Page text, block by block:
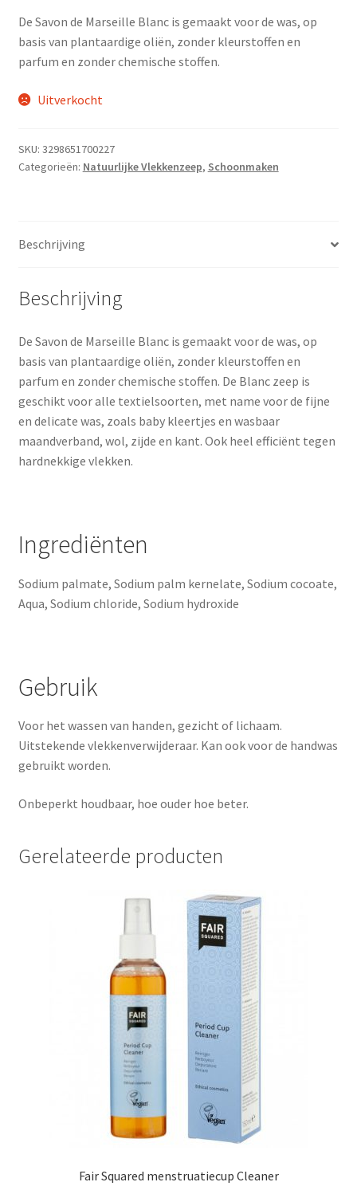
De Savon de Marseille Blanc is gemaakt voor de was, op
basis van plantaardige oliën, zonder kleurstoffen en
parfum en zonder chemische stoffen.
Uitverkocht
SKU: 3298651700227
Categorieën: Natuurlijke Vlekkenzeep, Schoonmaken
Beschrijving
Beschrijving
De Savon de Marseille Blanc is gemaakt voor de was, op
basis van plantaardige oliën, zonder kleurstoffen en
parfum en zonder chemische stoffen. De Blanc zeep is
geschikt voor alle textielsoorten, met name voor de fijne
en delicate was, zoals baby kleertjes en wasbaar
maandverband, wol, zijde en kant. Ook heel efficiënt tegen
hardnekkige vlekken.
Ingrediënten
Sodium palmate, Sodium palm kernelate, Sodium cocoate,
Aqua, Sodium chloride, Sodium hydroxide
Gebruik
Voor het wassen van handen, gezicht of lichaam.
Uitstekende vlekkenverwijderaar. Kan ook voor de handwas
gebruikt worden.
Onbeperkt houdbaar, hoe ouder hoe beter.
Gerelateerde producten
Fair Squared menstruatiecup Cleaner